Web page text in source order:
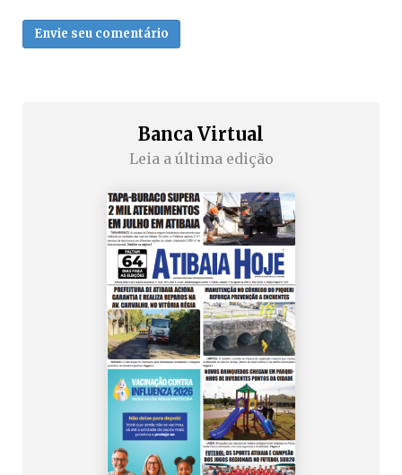
Envie seu comentário
Banca Virtual
Leia a última edição